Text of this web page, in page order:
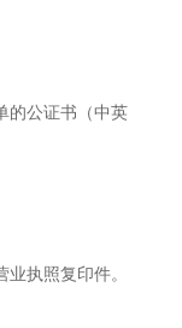
的公证书（中英
执照复印件。